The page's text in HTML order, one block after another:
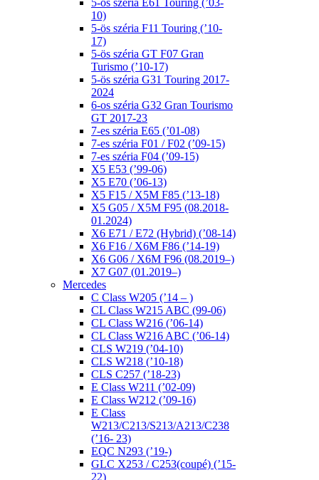
10)
5-ös széria F11 Touring (’10-
17)
5-ös széria GT F07 Gran
Turismo (’10-17)
5-ös széria G31 Touring 2017-
2024
6-os széria G32 Gran Tourismo
GT 2017-23
7-es széria E65 (’01-08)
7-es széria F01 / F02 (’09-15)
7-es széria F04 (’09-15)
X5 E53 (’99-06)
X5 E70 (’06-13)
X5 F15 / X5M F85 (’13-18)
X5 G05 / X5M F95 (08.2018-
01.2024)
X6 E71 / E72 (Hybrid) (’08-14)
X6 F16 / X6M F86 (’14-19)
X6 G06 / X6M F96 (08.2019–)
X7 G07 (01.2019–)
Mercedes
C Class W205 (’14 – )
CL Class W215 ABC (99-06)
CL Class W216 (’06-14)
CL Class W216 ABC (’06-14)
CLS W219 (’04-10)
CLS W218 (’10-18)
CLS C257 (’18-23)
E Class W211 (’02-09)
E Class W212 (’09-16)
E Class
W213/C213/S213/A213/C238
(’16- 23)
EQC N293 (’19-)
GLC X253 / C253(coupé) (’15-
22)